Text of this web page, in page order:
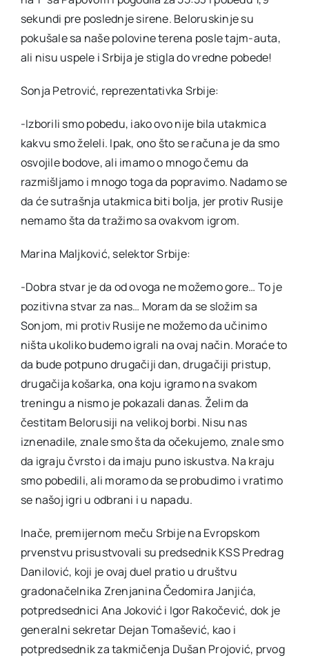
sekundi pre poslednje sirene. Beloruskinje su
pokušale sa naše polovine terena posle tajm-auta,
ali nisu uspele i Srbija je stigla do vredne pobede!
Sonja Petrović, reprezentativka Srbije:
-Izborili smo pobedu, iako ovo nije bila utakmica
kakvu smo želeli. Ipak, ono što se računa je da smo
osvojile bodove, ali imamo o mnogo čemu da
razmišljamo i mnogo toga da popravimo. Nadamo se
da će sutrašnja utakmica biti bolja, jer protiv Rusije
nemamo šta da tražimo sa ovakvom igrom.
Marina Maljković, selektor Srbije:
-Dobra stvar je da od ovoga ne možemo gore… To je
pozitivna stvar za nas… Moram da se složim sa
Sonjom, mi protiv Rusije ne možemo da učinimo
ništa ukoliko budemo igrali na ovaj način. Moraće to
da bude potpuno drugačiji dan, drugačiji pristup,
drugačija košarka, ona koju igramo na svakom
treningu a nismo je pokazali danas. Želim da
čestitam Belorusiji na velikoj borbi. Nisu nas
iznenadile, znale smo šta da očekujemo, znale smo
da igraju čvrsto i da imaju puno iskustva. Na kraju
smo pobedili, ali moramo da se probudimo i vratimo
se našoj igri u odbrani i u napadu.
Inače, premijernom meču Srbije na Evropskom
prvenstvu prisustvovali su predsednik KSS Predrag
Danilović, koji je ovaj duel pratio u društvu
gradonačelnika Zrenjanina Čedomira Janjića,
potpredsednici Ana Joković i Igor Rakočević, dok je
generalni sekretar Dejan Tomašević, kao i
potpredsednik za takmičenja Dušan Projović, prvog